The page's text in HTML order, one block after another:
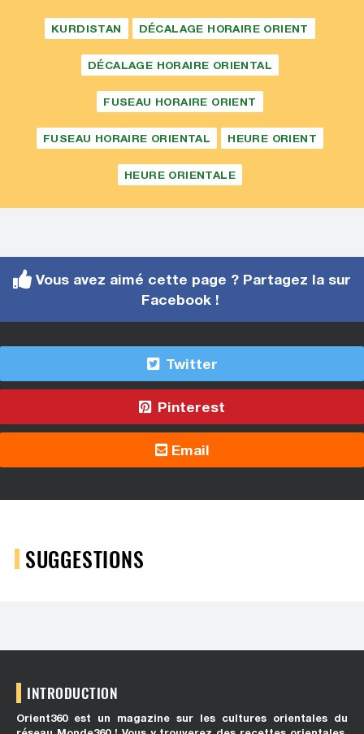
KURDISTAN DÉCALAGE HORAIRE ORIENT
DÉCALAGE HORAIRE ORIENTAL
FUSEAU HORAIRE ORIENT
FUSEAU HORAIRE ORIENTAL HEURE ORIENT
HEURE ORIENTALE
Vous avez aimé cette page ? Partagez la sur
Facebook !
Twitter
Pinterest
Email
SUGGESTIONS
INTRODUCTION
Orient360 est un magazine sur les cultures orientales du